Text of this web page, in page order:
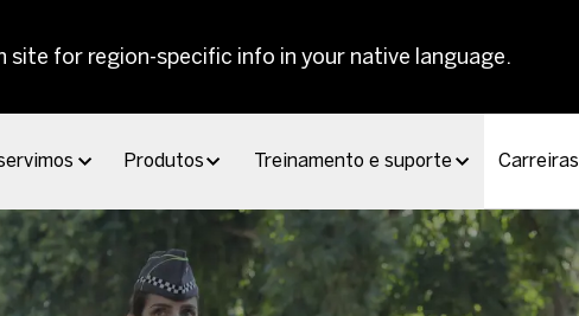
site for region-specific info in your native language.
Produtos Treinamento e suporte Carreiras